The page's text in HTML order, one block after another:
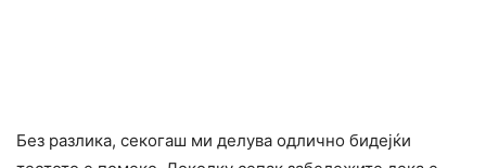
Без разлика, секогаш ми делува одлично бидејќи